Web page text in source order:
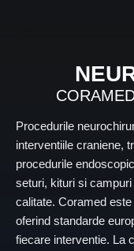
Procedurile
interventiile craniene,
procedurile
seturi, kituri si
calitate. Coramed
oferind standarde
fiecare interventie. La